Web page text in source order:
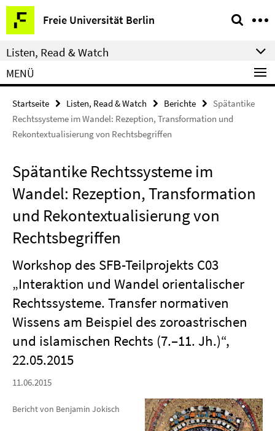
Springe
direkt
zu
Inhalt
Freie Universität Berlin
Service-
Navigation
Listen, Read & Watch
MENÜ
Startseite Listen, Read & Watch Berichte
Spätantike
Rechtssysteme im Wandel: Rezeption, Transformation und
Rekontextualisierung von Rechtsbegriffen
Spätantike Rechtssysteme im
Wandel: Rezeption, Transformation
und Rekontextualisierung von
Rechtsbegriffen
Workshop des SFB-Teilprojekts C03
„Interaktion und Wandel orientalischer
Rechtssysteme. Transfer normativen
Wissens am Beispiel des zoroastrischen
und islamischen Rechts (7.–11. Jh.)“,
22.05.2015
11.06.2015
Bericht von Benjamin Jokisch